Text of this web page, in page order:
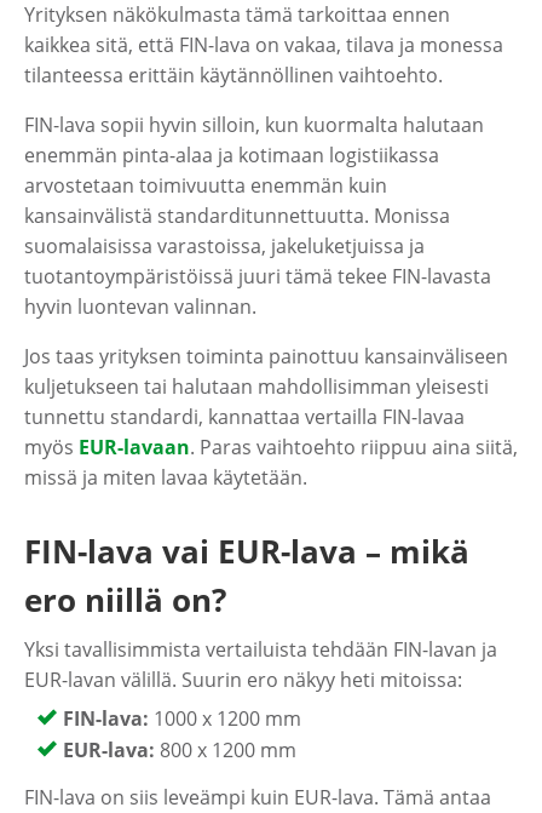
Yrityksen näkökulmasta tämä tarkoittaa ennen
kaikkea sitä, että FIN-lava on vakaa, tilava ja monessa
tilanteessa erittäin käytännöllinen vaihtoehto.
FIN-lava sopii hyvin silloin, kun kuormalta halutaan
enemmän pinta-alaa ja kotimaan logistiikassa
arvostetaan toimivuutta enemmän kuin
kansainvälistä standarditunnettuutta. Monissa
suomalaisissa varastoissa, jakeluketjuissa ja
tuotantoympäristöissä juuri tämä tekee FIN-lavasta
hyvin luontevan valinnan.
Jos taas yrityksen toiminta painottuu kansainväliseen
kuljetukseen tai halutaan mahdollisimman yleisesti
tunnettu standardi, kannattaa vertailla FIN-lavaa
myös EUR-lavaan. Paras vaihtoehto riippuu aina siitä,
missä ja miten lavaa käytetään.
FIN-lava vai EUR-lava – mikä
ero niillä on?
Yksi tavallisimmista vertailuista tehdään FIN-lavan ja
EUR-lavan välillä. Suurin ero näkyy heti mitoissa:
FIN-lava: 1000 x 1200 mm
EUR-lava: 800 x 1200 mm
FIN-lava on siis leveämpi kuin EUR-lava. Tämä antaa